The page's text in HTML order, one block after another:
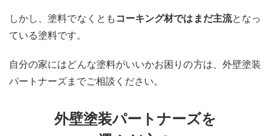
しかし、塗料でなくとも コーキング材ではまだ主流となっ
ている塗料です。
自分の家にはどんな塗料がいいかお困りの方は、外壁塗装
パートナーズまでご相談ください。
外壁塗装パートナーズを